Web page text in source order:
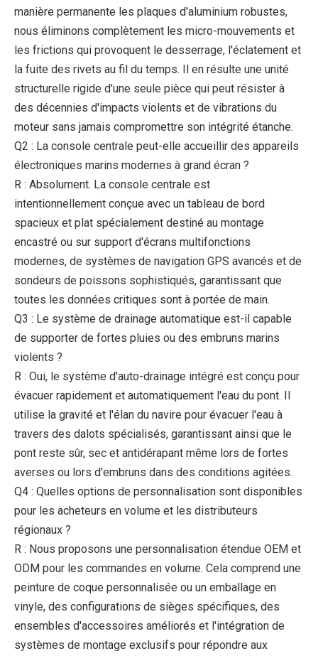
manière permanente les plaques d'aluminium robustes,
nous éliminons complètement les micro-mouvements et
les frictions qui provoquent le desserrage, l'éclatement et
la fuite des rivets au fil du temps. Il en résulte une unité
structurelle rigide d'une seule pièce qui peut résister à
des décennies d'impacts violents et de vibrations du
moteur sans jamais compromettre son intégrité étanche.
Q2 : La console centrale peut-elle accueillir des appareils
électroniques marins modernes à grand écran ?
R : Absolument. La console centrale est
intentionnellement conçue avec un tableau de bord
spacieux et plat spécialement destiné au montage
encastré ou sur support d'écrans multifonctions
modernes, de systèmes de navigation GPS avancés et de
sondeurs de poissons sophistiqués, garantissant que
toutes les données critiques sont à portée de main.
Q3 : Le système de drainage automatique est-il capable
de supporter de fortes pluies ou des embruns marins
violents ?
R : Oui, le système d'auto-drainage intégré est conçu pour
évacuer rapidement et automatiquement l'eau du pont. Il
utilise la gravité et l'élan du navire pour évacuer l'eau à
travers des dalots spécialisés, garantissant ainsi que le
pont reste sûr, sec et antidérapant même lors de fortes
averses ou lors d'embruns dans des conditions agitées.
Q4 : Quelles options de personnalisation sont disponibles
pour les acheteurs en volume et les distributeurs
régionaux ?
R : Nous proposons une personnalisation étendue OEM et
ODM pour les commandes en volume. Cela comprend une
peinture de coque personnalisée ou un emballage en
vinyle, des configurations de sièges spécifiques, des
ensembles d'accessoires améliorés et l'intégration de
systèmes de montage exclusifs pour répondre aux